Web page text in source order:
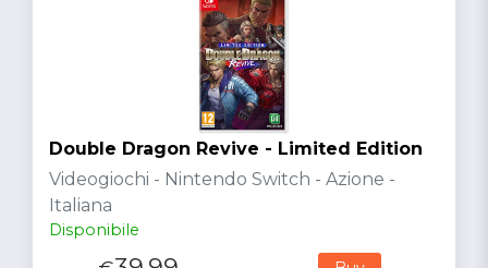
Double Dragon Revive - Limited Edition
Videogiochi - Nintendo Switch - Azione -
Italiana
Disponibile